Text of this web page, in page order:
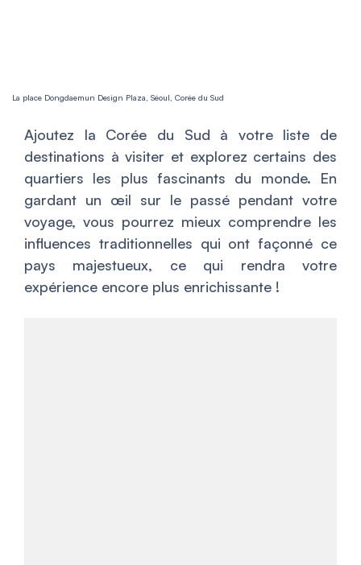
La place Dongdaemun Design Plaza, Séoul, Corée du Sud
Ajoutez la Corée du Sud à votre liste de
destinations à visiter et explorez certains des
quartiers les plus fascinants du monde. En
gardant un œil sur le passé pendant votre
voyage, vous pourrez mieux comprendre les
influences traditionnelles qui ont façonné ce
pays majestueux, ce qui rendra votre
expérience encore plus enrichissante !